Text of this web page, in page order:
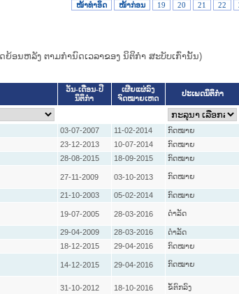
ໜ້າທໍາອິດ ໜ້າກ່ອນ 19 20 21 22
ນຫລັງ ຕາມກໍານົດເວລາຂອງ ນິຕິກໍາ ສະບັບເກົ່ານັ້ນ)
ວັນ-ເດືອນ-ປີ
ນິຕິກໍາ
ເຜີຍແຜ່ລົງ
ຈົດໝາຍເຫດ
ປະເພດນິຕິກຳ
03-07-2007 11-02-2014 ກົດໝາຍ
23-12-2013 10-07-2014 ກົດໝາຍ
28-08-2015 18-09-2015 ກົດໝາຍ
27-11-2009 03-10-2013 ກົດໝາຍ
21-10-2003 05-02-2014 ກົດໝາຍ
19-07-2005 28-03-2016 ດໍາລັດ
29-04-2009 28-03-2016 ດໍາລັດ
18-12-2015 29-04-2016 ກົດໝາຍ
14-12-2015 29-04-2016 ກົດໝາຍ
31-10-2012 18-10-2016 ຂໍ້ຕົກລົງ